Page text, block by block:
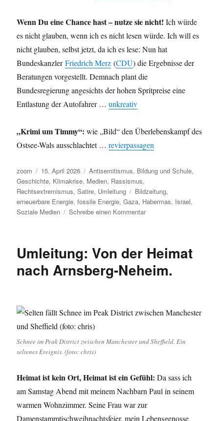
Wenn Du eine Chance hast – nutze sie nicht!Ich würde
es nicht glauben, wenn ich es nicht lesen würde. Ich will es
nicht glauben, selbst jetzt, da ich es lese: Nun hat
BundeskanzlerFriedrich Merz (CDU) die Ergebnisse der
Beratungen vorgestellt. Demnach plant die
Bundesregierung angesichts der hohen Spritpreise eine
Entlastung der Autofahrer …unkreativ
„Krimi um Timmy“: wie „Bild“ den Überlebenskampf des
Ostsee-Wals ausschlachtet …revierpassagen
Autor
zoom
Veröffentlicht
am
15. April 2026 Kategorien
Antisemitismus, Bildung und Schule,
Geschichte, Klimakrise, Medien, Rassismus,
Rechtsextremismus,Satire, Umleitung Schlagwörter
Bildzeitung,
erneuerbare Energie,fossile Energie,Gaza, Habermas, Israel,
Soziale Medien
Schreibe einen Kommentarzu
Meerenge
Israel,
Debattenkultur
zum
Umleitung: Von der Heimat
nach Arnsberg-Neheim.
Schnee im Peak District zwischen Manchester und Sheffield. Ein
seltenes Ereignis. (foto: chris)
Heimat ist kein Ort, Heimat ist ein Gefühl: Da sass ich
am Samstag Abend mit meinem Nachbarn Paul in seinem
warmen Wohnzimmer. Seine Frau war zur
Damenstammtischweihnachtsfeier, mein Lebensgenosse